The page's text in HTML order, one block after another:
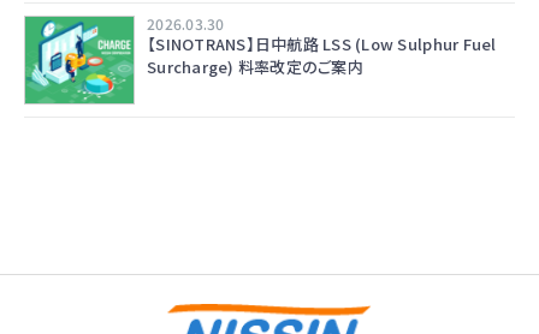
2026.03.30
【SINOTRANS】日中航路 LSS (Low Sulphur Fuel
Surcharge) 料率改定のご案内